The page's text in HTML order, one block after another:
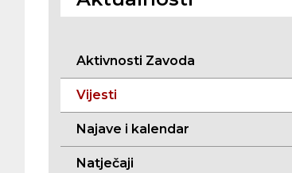
Aktivnosti Zavoda
Vijesti
Najave i kalendar
Natječaji